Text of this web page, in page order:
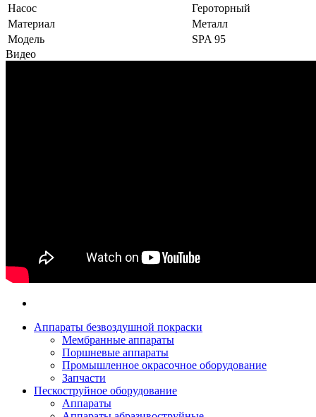
Насос
Героторный
Материал
Металл
Модель
SPA 95
Видео
Аппараты безвоздушной покраски
Мембранные аппараты
Поршневые аппараты
Промышленное окрасочное оборудование
Запчасти
Пескоструйное оборудование
Аппараты